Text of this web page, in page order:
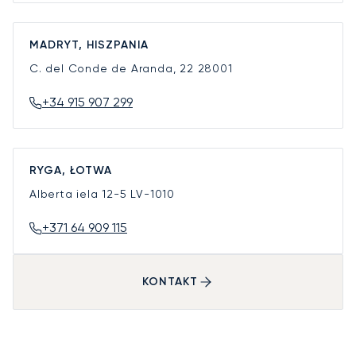
MADRYT, HISZPANIA
C. del Conde de Aranda, 22 28001
+34 915 907 299
RYGA, ŁOTWA
Alberta iela 12-5 LV-1010
+371 64 909 115
KONTAKT